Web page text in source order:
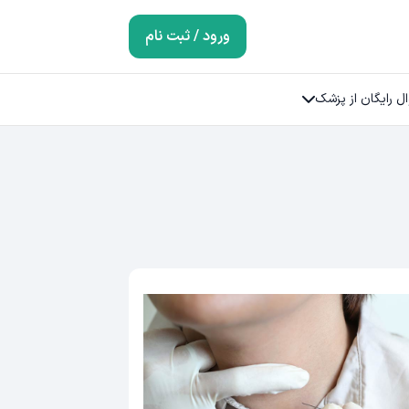
ورود / ثبت نام
رایگان از پزشک